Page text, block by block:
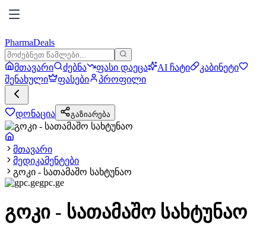
PharmaDeals
მთავარი ძებნა ფასი დაეცა AI ჩატი
კაბინეტი
შენახული
ფასები პროფილი
დონაცია გაზიარება
მთავარი
მედიკამენტები
გოკი - სათამაშო სახტუნაო
gpc.ge
გოკი - სათამაშო სახტუნაო